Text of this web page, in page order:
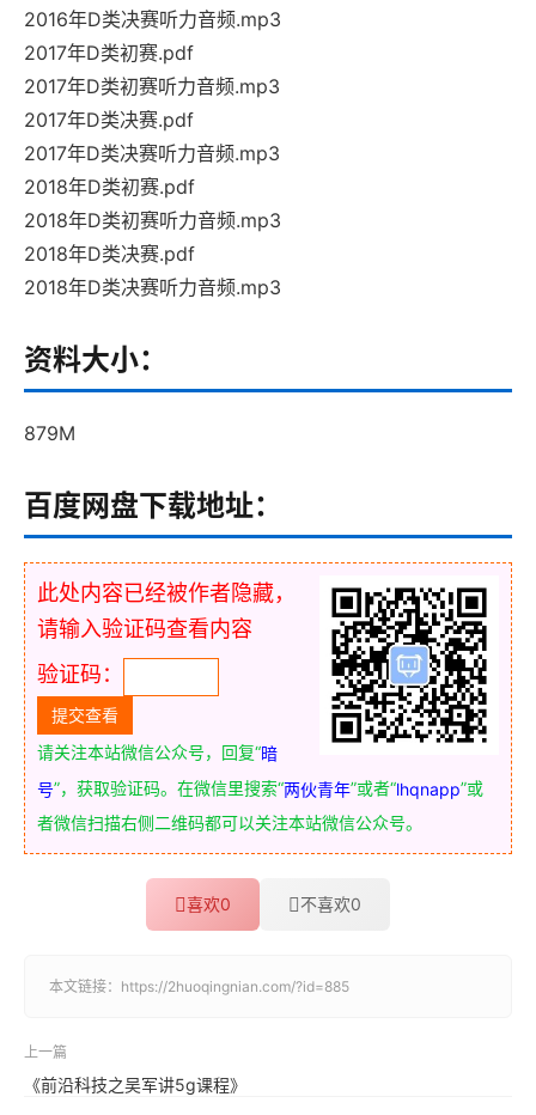
2016年D类决赛听力音频.mp3
2017年D类初赛.pdf
2017年D类初赛听力音频.mp3
2017年D类决赛.pdf
2017年D类决赛听力音频.mp3
2018年D类初赛.pdf
2018年D类初赛听力音频.mp3
2018年D类决赛.pdf
2018年D类决赛听力音频.mp3
资料大小：
879M
百度网盘下载地址：
此处内容已经被作者隐藏，
请输入验证码查看内容
验证码：
请关注本站微信公众号，回复“暗
号”，获取验证码。在微信里搜索“两伙青年”或者“lhqnapp”或
者微信扫描右侧二维码都可以关注本站微信公众号。
喜欢0 不喜欢0
本文链接： https://2huoqingnian.com/?id=885
上一篇
《前沿科技之吴军讲5g课程》